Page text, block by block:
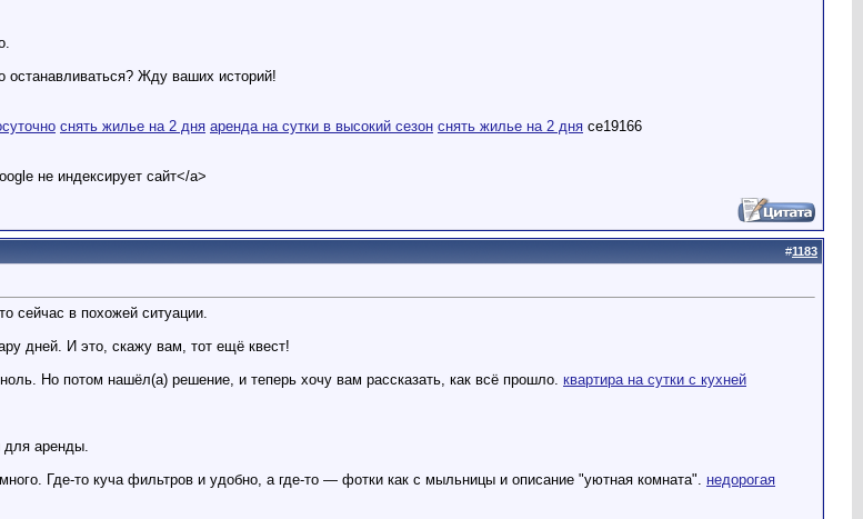
останавливаться? Жду ваших историй!
снять жилье на 2 дня аренда на сутки в высокий сезон снять жилье на 2 дня ce19166
не индексирует сайт</a>
#1183
сейчас в похожей ситуации.
дней. И это, скажу вам, тот ещё квест!
Но потом нашёл(а) решение, и теперь хочу вам рассказать, как всё прошло. квартира на сутки с кухней
для аренды.
Где-то куча фильтров и удобно, а где-то — фотки как с мыльницы и описание "уютная комната". недорогая